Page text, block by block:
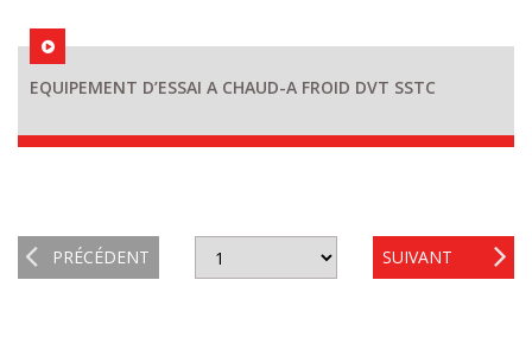
EQUIPEMENT D’ESSAI A CHAUD-A FROID DVT SSTC
PRÉCÉDENT SUIVANT